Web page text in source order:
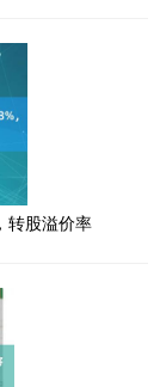
转股溢价率